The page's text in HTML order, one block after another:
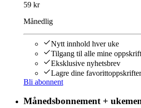
59 kr
Månedlig
Nytt innhold hver uke
Tilgang til alle mine
Eksklusive nyhetsbrev
Lagre dine favorittoppskrifter
Bli abonnent
Månedsbonnement +